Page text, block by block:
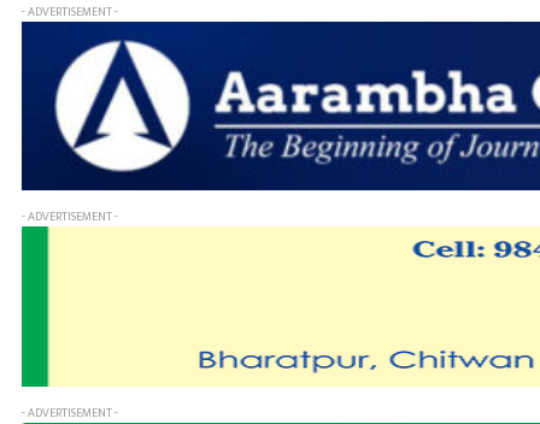
- ADVERTISEMENT -
- ADVERTISEMENT -
- ADVERTISEMENT -